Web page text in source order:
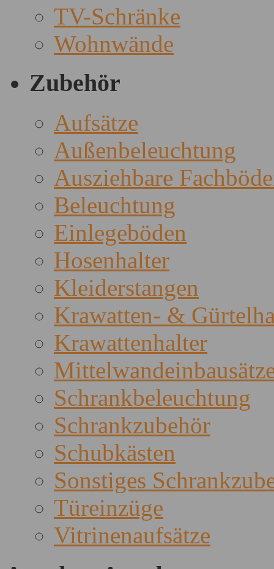
TV-Schränke
Wohnwände
Zubehör
Aufsätze
Außenbeleuchtung
Ausziehbare
Beleuchtung
Einlegeböden
Hosenhalter
Kleiderstangen
Krawatten- &
Krawattenhalter
Schrankbeleuchtung
Schrankzubehör
Schubkästen
Sonstiges
Türeinzüge
Vitrinenaufsätze